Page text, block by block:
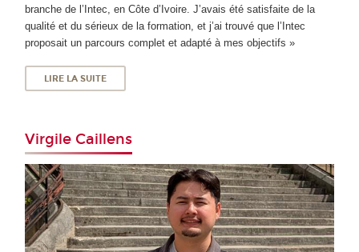
branche de l’Intec, en Côte d’Ivoire. J’avais été satisfaite de la
qualité et du sérieux de la formation, et j’ai trouvé que l’Intec
proposait un parcours complet et adapté à mes objectifs »
LIRE LA SUITE
Virgile Caillens